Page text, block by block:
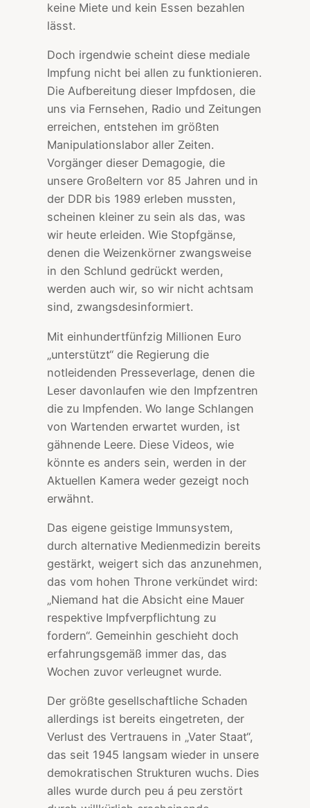
keine Miete und kein Essen bezahlen
lässt.
Doch irgendwie scheint diese mediale
Impfung nicht bei allen zu funktionieren.
Die Aufbereitung dieser Impfdosen, die
uns via Fernsehen, Radio und Zeitungen
erreichen, entstehen im größten
Manipulationslabor aller Zeiten.
Vorgänger dieser Demagogie, die
unsere Großeltern vor 85 Jahren und in
der DDR bis 1989 erleben mussten,
scheinen kleiner zu sein als das, was
wir heute erleiden. Wie Stopfgänse,
denen die Weizenkörner zwangsweise
in den Schlund gedrückt werden,
werden auch wir, so wir nicht achtsam
sind, zwangsdesinformiert.
Mit einhundertfünfzig Millionen Euro
„unterstützt“ die Regierung die
notleidenden Presseverlage, denen die
Leser davonlaufen wie den Impfzentren
die zu Impfenden. Wo lange Schlangen
von Wartenden erwartet wurden, ist
gähnende Leere. Diese Videos, wie
könnte es anders sein, werden in der
Aktuellen Kamera weder gezeigt noch
erwähnt.
Das eigene geistige Immunsystem,
durch alternative Medienmedizin bereits
gestärkt, weigert sich das anzunehmen,
das vom hohen Throne verkündet wird:
„Niemand hat die Absicht eine Mauer
respektive Impfverpflichtung zu
fordern“. Gemeinhin geschieht doch
erfahrungsgemäß immer das, das
Wochen zuvor verleugnet wurde.
Der größte gesellschaftliche Schaden
allerdings ist bereits eingetreten, der
Verlust des Vertrauens in „Vater Staat“,
das seit 1945 langsam wieder in unsere
demokratischen Strukturen wuchs. Dies
alles wurde durch peu á peu zerstört